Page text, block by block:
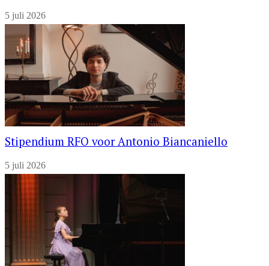
5 juli 2026
Stipendium RFO voor Antonio Biancaniello
5 juli 2026